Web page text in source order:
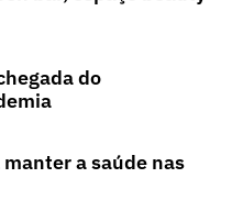
do
a saúde nas